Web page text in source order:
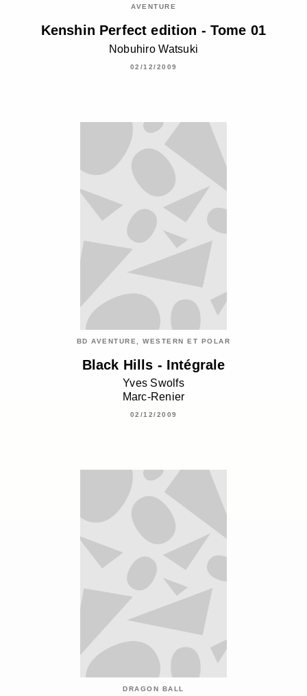
AVENTURE
Kenshin Perfect edition - Tome 01
Nobuhiro Watsuki
02/12/2009
BD AVENTURE, WESTERN ET POLAR
Black Hills - Intégrale
Yves Swolfs
Marc-Renier
02/12/2009
DRAGON BALL